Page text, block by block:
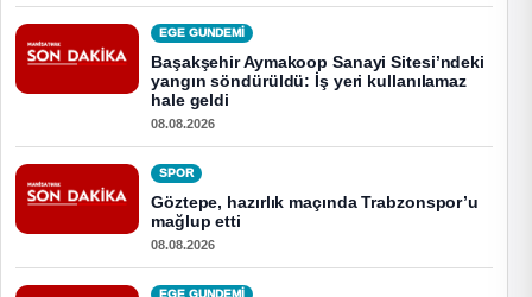
EGE GUNDEMİ
Başakşehir Aymakoop Sanayi Sitesi’ndeki
yangın söndürüldü: İş yeri kullanılamaz
hale geldi
08.08.2026
SPOR
Göztepe, hazırlık maçında Trabzonspor’u
mağlup etti
08.08.2026
EGE GUNDEMİ